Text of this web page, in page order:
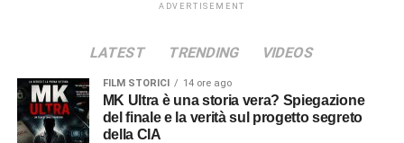
ADVERTISEMENT
LATEST TRENDING VIDEOS
FILM STORICI 14 ore ago
MK Ultra è una storia vera? Spiegazione
del finale e la verità sul progetto segreto
della CIA